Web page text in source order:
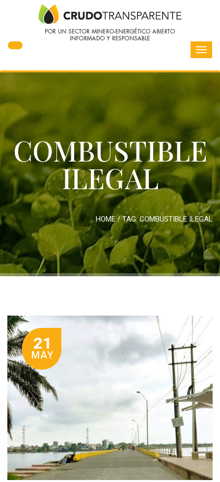
COMBUSTIBLE
ILEGAL
HOME/ TAG:COMBUSTIBLE ILEGAL
21
MAY